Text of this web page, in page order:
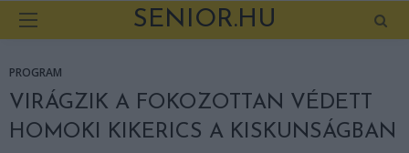
SENIOR.HU
PROGRAM
VIRÁGZIK A FOKOZOTTAN VÉDETT
HOMOKI KIKERICS A KISKUNSÁGBAN